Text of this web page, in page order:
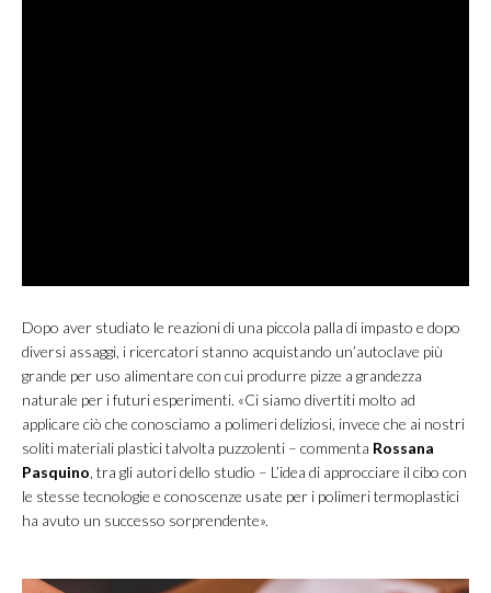
Dopo aver studiato le reazioni di una piccola palla di impasto e dopo
diversi assaggi, i ricercatori stanno acquistando un’autoclave più
grande per uso alimentare con cui produrre pizze a grandezza
naturale per i futuri esperimenti. «Ci siamo divertiti molto ad
applicare ciò che conosciamo a polimeri deliziosi, invece che ai nostri
soliti materiali plastici talvolta puzzolenti – commenta Rossana
Pasquino, tra gli autori dello studio – L’idea di approcciare il cibo con
le stesse tecnologie e conoscenze usate per i polimeri termoplastici
ha avuto un successo sorprendente».